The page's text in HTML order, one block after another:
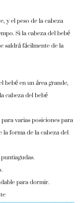
y el peso de la cabeza
Si la cabeza del bebé
saldrá fácilmente de la
en un área grande,
cabeza del bebé
varias posiciones para
forma de la cabeza del
para dormir.